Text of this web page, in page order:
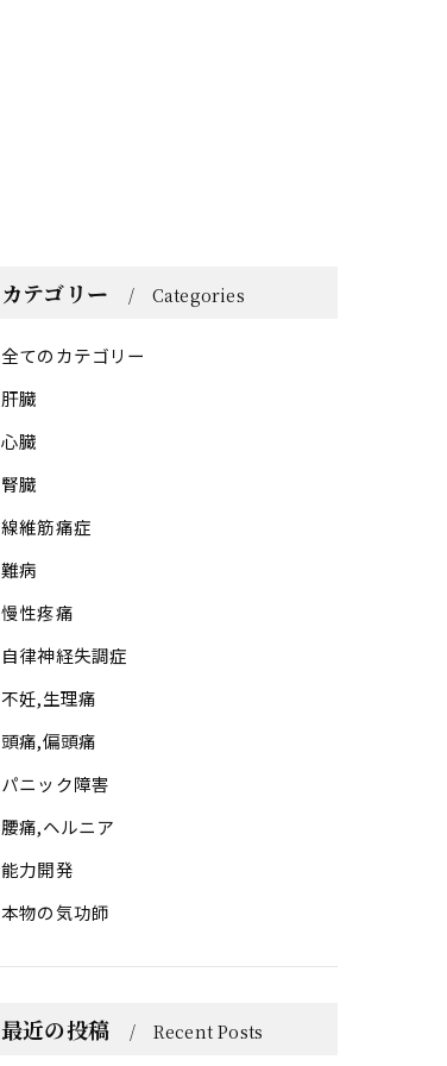
カテゴリー Categories
全てのカテゴリー
肝臓
心臓
腎臓
線維筋痛症
難病
慢性疼痛
自律神経失調症
不妊,生理痛
頭痛,偏頭痛
パニック障害
腰痛,ヘルニア
能力開発
本物の気功師
最近の投稿 Recent Posts